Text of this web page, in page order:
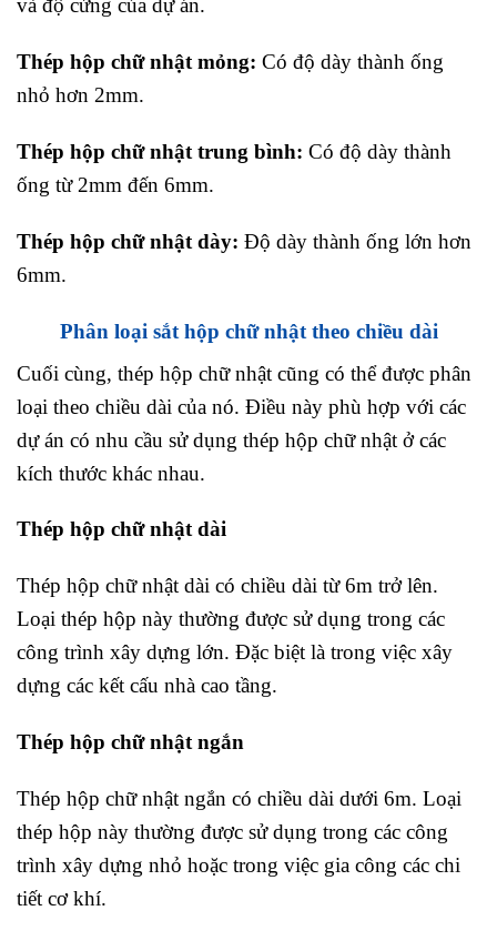
và độ cứng của dự án.
Thép hộp chữ nhật mỏng: Có độ dày thành ống
nhỏ hơn 2mm.
Thép hộp chữ nhật trung bình: Có độ dày thành
ống từ 2mm đến 6mm.
Thép hộp chữ nhật dày: Độ dày thành ống lớn hơn
6mm.
Phân loại sắt hộp chữ nhật theo chiều dài
Cuối cùng, thép hộp chữ nhật cũng có thể được phân
loại theo chiều dài của nó. Điều này phù hợp với các
dự án có nhu cầu sử dụng thép hộp chữ nhật ở các
kích thước khác nhau.
Thép hộp chữ nhật dài
Thép hộp chữ nhật dài có chiều dài từ 6m trở lên.
Loại thép hộp này thường được sử dụng trong các
công trình xây dựng lớn. Đặc biệt là trong việc xây
dựng các kết cấu nhà cao tầng.
Thép hộp chữ nhật ngắn
Thép hộp chữ nhật ngắn có chiều dài dưới 6m. Loại
thép hộp này thường được sử dụng trong các công
trình xây dựng nhỏ hoặc trong việc gia công các chi
tiết cơ khí.